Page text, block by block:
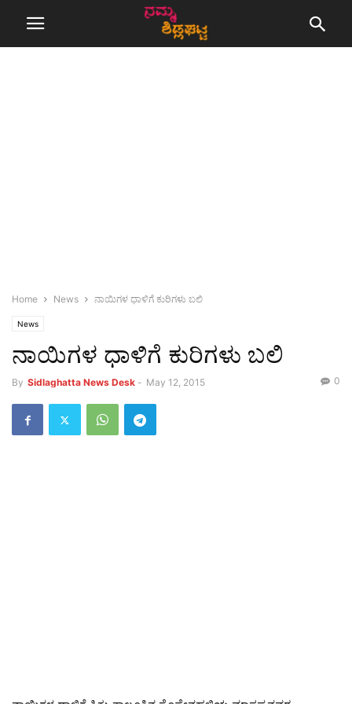
Home News ನಾಯಿಗಳ ಧಾಳಿಗೆ ಕುರಿಗಳು ಬಲಿ
News
ನಾಯಿಗಳ ಧಾಳಿಗೆ ಕುರಿಗಳು ಬಲಿ
By Sidlaghatta News Desk - May 12, 2015 0